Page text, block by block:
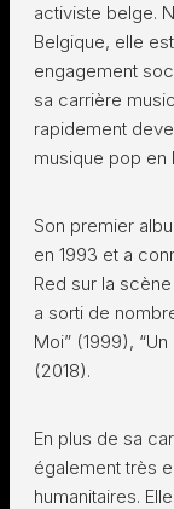
activiste belge.
Belgique, elle
engagement
sa carrière
rapidement
musique pop en
Son premier
en 1993 et a
Red sur la
a sorti de
Moi” (1999),
(2018).
En plus de sa
également très
humanitaires.